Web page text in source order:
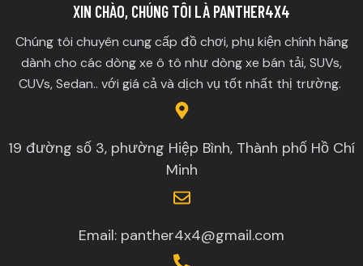
XIN CHÀO, CHÚNG TÔI LÀ PANTHER4X4
Chúng tôi chuyên cung cấp đồ chơi, phụ kiện chính hãng
dành cho các dòng xe ô tô như dòng xe bán tải, SUVs,
CUVs, Sedan.. với giá cả và dịch vụ tốt nhất thị trường.
19 đường số 3, phường Hiệp Bình, Thành phố Hồ Chí
Minh
Email: panther4x4@gmail.com